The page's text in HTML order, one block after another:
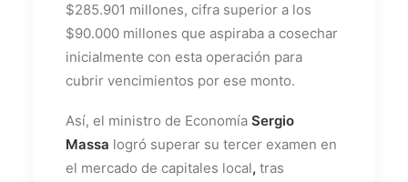
$285.901 millones, cifra superior a los
$90.000 millones que aspiraba a cosechar
inicialmente con esta operación para
cubrir vencimientos por ese monto.
Así, el ministro de Economía Sergio
Massa logró superar su tercer examen en
el mercado de capitales local, tras